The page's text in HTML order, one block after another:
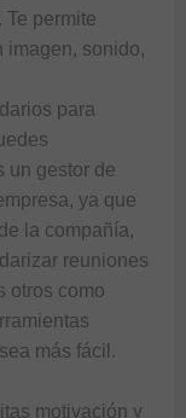
permite
imagen, sonido,
para
un gestor de
ya que
la compañía,
reuniones
otros como
más fácil.
motivación y